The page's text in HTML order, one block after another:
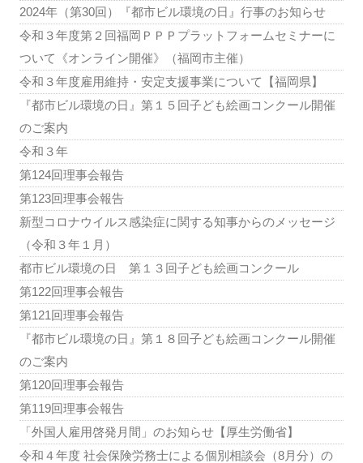
2024年（第30回）『都市ビル環境の日』行事のお知らせ
令和３年度第２回福岡ＰＰＰプラットフォームセミナーに
ついて《オンライン開催》（福岡市主催）
令和３年度雇用維持・安定支援事業について【福岡県】
『都市ビル環境の日』第１５回子ども絵画コンクール開催
のご案内
令和３年
第124回理事会報告
第123回理事会報告
新型コロナウイルス感染症に関する知事からのメッセージ
（令和３年１月）
都市ビル環境の日 第１３回子ども絵画コンクール
第122回理事会報告
第121回理事会報告
『都市ビル環境の日』第１８回子ども絵画コンクール開催
のご案内
第120回理事会報告
第119回理事会報告
「外国人雇用啓発月間」のお知らせ【厚生労働省】
令和４年度 社会保険労務士による個別相談会（8月分）の